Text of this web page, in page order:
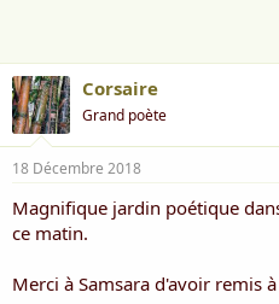
Corsaire
Grand poète
18 Décembre 2018
Magnifique jardin poétique
ce matin.
Merci à Samsara d'avoir remis